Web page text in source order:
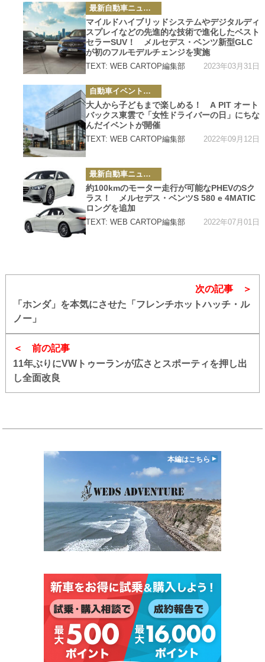
カ
テ
ゴ
リ
ー
最新自動車ニュース
マイルドハイブリッドシステムやデジタルディ
スプレイなどの先進的な技術で進化したベスト
セラーSUV！ メルセデス・ベンツ新型GLC
が初のフルモデルチェンジを実施
TEXT: WEB CARTOP編集部 2023年03月31日
カ
テ
ゴ
リ
ー
自動車イベント・カーイベント
大人から子どもまで楽しめる！ A PIT オート
バックス東雲で「女性ドライバーの日」にちな
んだイベントが開催
TEXT: WEB CARTOP編集部 2022年09月12日
カ
テ
ゴ
リ
ー
最新自動車ニュース
約100kmのモーター走行が可能なPHEVのSク
ラス！ メルセデス・ベンツS 580 e 4MATIC
ロングを追加
TEXT: WEB CARTOP編集部 2022年07月01日
前の記事
11年ぶりにVWトゥーランが広さとスポーティを押し出
し全面改良
次の記事
「ホンダ」を本気にさせた「フレンチホットハッチ・ル
ノー」
本編はこちら